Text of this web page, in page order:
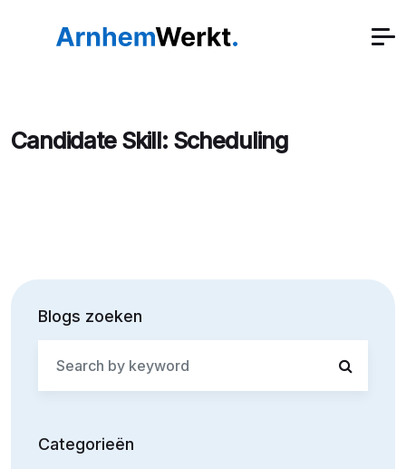
Candidate Skill: Scheduling
Blogs zoeken
for:
Categorieën